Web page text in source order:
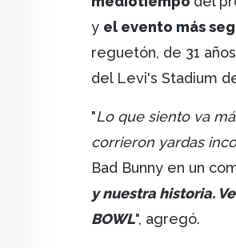
y el evento más
reguetón, de 31
del Levi's Stadium
"Lo que siento va
corrieron yardas
Bad Bunny en un
y nuestra historia.
BOWL", agregó.